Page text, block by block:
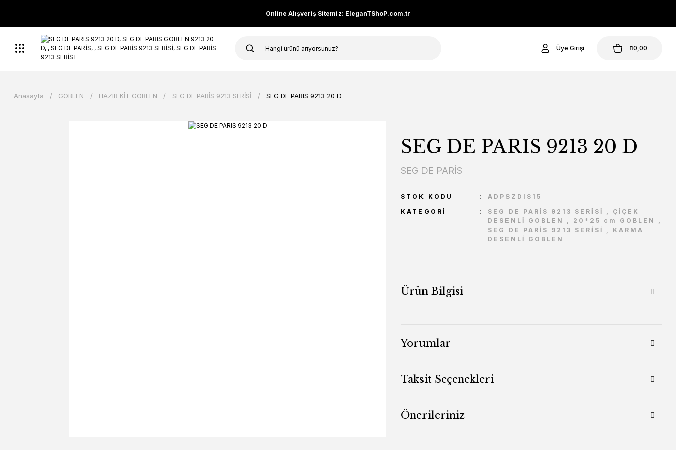
Online Alışveriş Sitemiz: EleganTShoP.com.tr
Üye Girişi 0,00
Anasayfa GOBLEN HAZIR KİT GOBLEN SEG DE PARİS 9213 SERİSİ SEG DE PARIS 9213 20 D
SEG DE PARIS 9213 20 D
SEG DE PARİS
STOK KODU
ADPSZDIS15
KATEGORI
SEG DE PARİS 9213 SERİSİ , ÇİÇEK
DESENLİ GOBLEN
, 20*25 cm GOBLEN
,
SEG DE PARİS 9213 SERİSİ
, KARMA
DESENLİ GOBLEN
Ürün Bilgisi
Yorumlar
Taksit Seçenekleri
Önerileriniz